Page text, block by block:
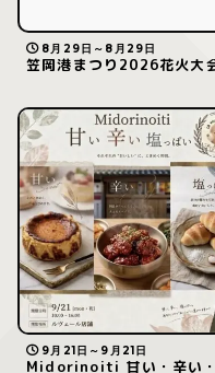
8月29日～8月29日
笠岡港まつり2026花火大
9月21日～9月21日
Midorinoiti 甘い・辛い・